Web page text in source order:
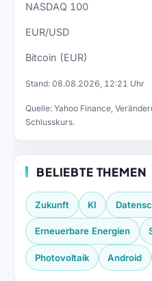
NASDAQ 100
EUR/USD
Bitcoin (EUR)
Stand: 08.08.2026, 12:21 Uhr
Quelle: Yahoo Finance,
Schlusskurs.
BELIEBTE THEMEN
Zukunft KI
Erneuerbare Energien
Photovoltaik Android